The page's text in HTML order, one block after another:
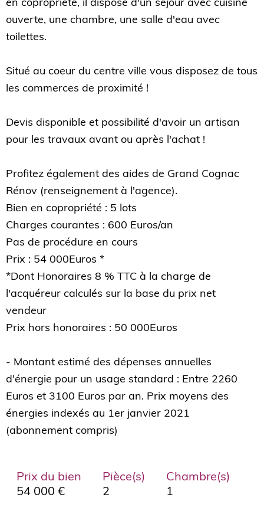
en copropriété, il dispose d'un séjour avec cuisine
ouverte, une chambre, une salle d'eau avec
toilettes.
Situé au coeur du centre ville vous disposez de tous
les commerces de proximité !
Devis disponible et possibilité d'avoir un artisan
pour les travaux avant ou après l'achat !
Profitez également des aides de Grand Cognac
Rénov (renseignement à l'agence).
Bien en copropriété : 5 lots
Charges courantes : 600 Euros/an
Pas de procédure en cours
Prix : 54 000Euros *
*Dont Honoraires 8 % TTC à la charge de
l'acquéreur calculés sur la base du prix net
vendeur
Prix hors honoraires : 50 000Euros
- Montant estimé des dépenses annuelles
d'énergie pour un usage standard : Entre 2260
Euros et 3100 Euros par an. Prix moyens des
énergies indexés au 1er janvier 2021
Prix du bien
54 000 €
Pièce(s)
2
Chambre(s)
1